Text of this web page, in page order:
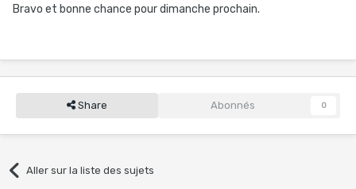
Bravo et bonne chance pour dimanche prochain.
Share Abonnés 0
Aller sur la liste des sujets